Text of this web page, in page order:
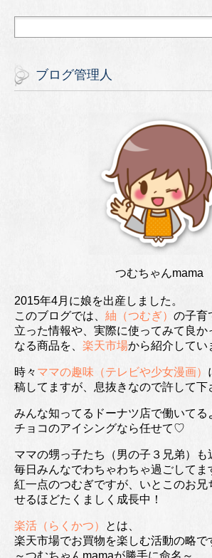
ブログ管理人
つむちゃんmama
2015年4月に娘を出産しました。
このブログでは、 紬（つむぎ） の子育
立った情報や、実際に使ってみて良か
なる商品を、 楽天市場から紹介してい
時々 ママの趣味（テレビや少女漫画）
稿してますが、息抜きなので許して下
みんな知ってるドーナツ店で働いて
チョコのアイシングなら任せて♡
ママの甥っ子たち（男の子３兄弟）も
毎日みんなでわちゃわちゃ過ごしてま
紅一点のつむぎですが、いとこのお兄
せるほどたくましく成長中！
楽活（らくかつ）
とは、
楽天市場でお買物を楽しむ活動の略で